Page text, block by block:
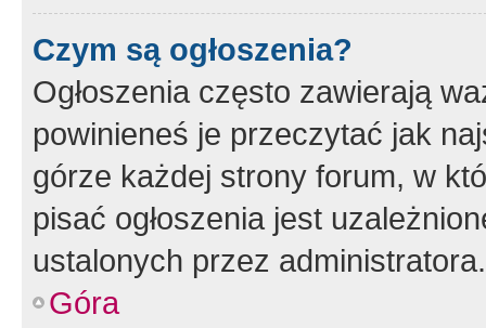
Czym są ogłoszenia?
Ogłoszenia często zawierają
powinieneś je przeczytać jak
górze każdej strony forum, w
pisać ogłoszenia jest
ustalonych przez administratora.
Góra